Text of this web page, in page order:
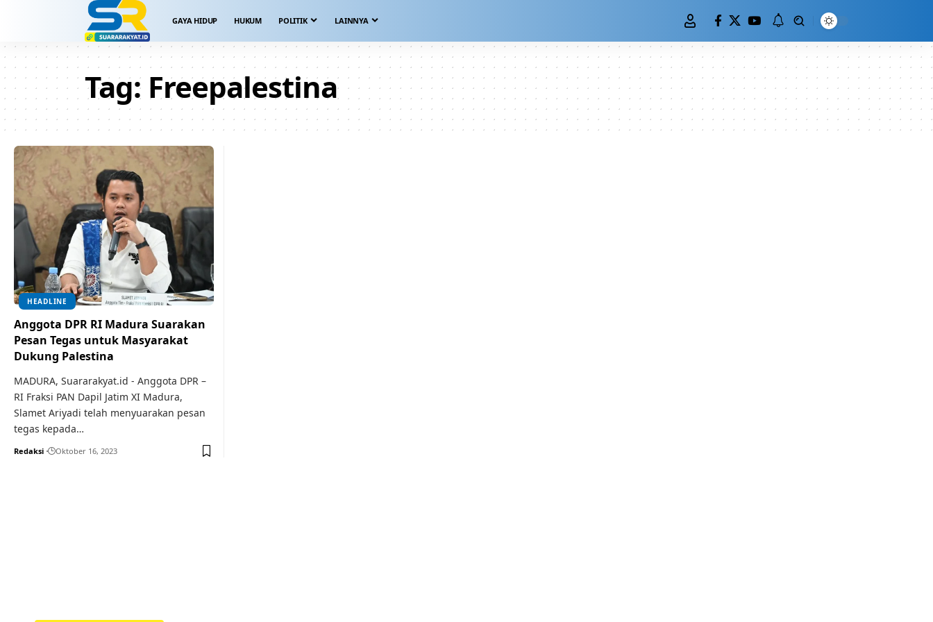
GAYA HIDUP HUKUM POLITIK LAINNYA
Tag: Freepalestina
HEADLINE
Anggota DPR RI Madura Suarakan
Pesan Tegas untuk Masyarakat
Dukung Palestina
MADURA, Suararakyat.id - Anggota DPR –
RI Fraksi PAN Dapil Jatim XI Madura,
Slamet Ariyadi telah menyuarakan pesan
tegas kepada…
Redaksi Oktober 16, 2023